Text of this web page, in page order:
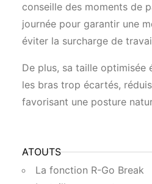
conseille des moments de
journée pour garantir une
éviter la surcharge de
De plus, sa taille optimisée
les bras trop écartés,
favorisant une posture
ATOUTS
La fonction R-Go Break